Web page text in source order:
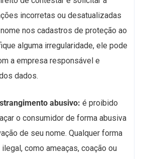
incorretas ou desatualizadas
nos cadastros de proteção ao
alguma irregularidade, ele pode
a empresa responsável e
dados.
abusivo: é proibido
o consumidor de forma abusiva
de seu nome. Qualquer forma
como ameaças, coação ou